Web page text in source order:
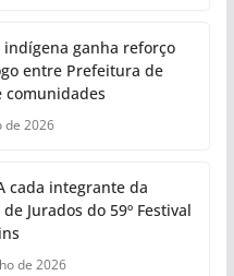
indígena ganha reforço
entre Prefeitura de
comunidades
de 2026
cada integrante da
Jurados do 59º Festival
de 2026